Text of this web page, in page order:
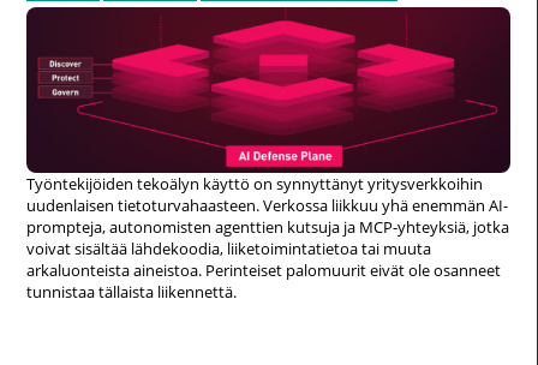
Työntekijöiden tekoälyn käyttö on synnyttänyt yritysverkkoihin
uudenlaisen tietoturvahaasteen. Verkossa liikkuu yhä enemmän AI-
prompteja, autonomisten agenttien kutsuja ja MCP-yhteyksiä, jotka
voivat sisältää lähdekoodia, liiketoimintatietoa tai muuta
arkaluonteista aineistoa. Perinteiset palomuurit eivät ole osanneet
tunnistaa tällaista liikennettä.